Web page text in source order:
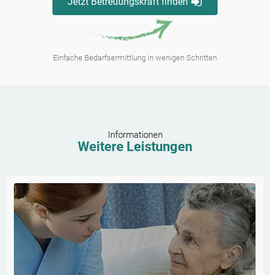
Einfache Bedarfsermittlung in wenigen Schritten
Informationen
Weitere Leistungen